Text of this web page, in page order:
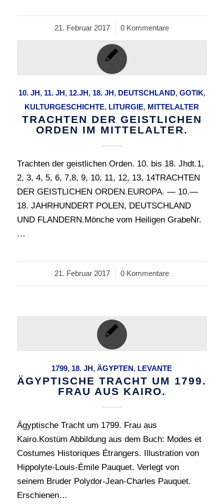
21. Februar 2017
/ 0 Kommentare
10. JH, 11. JH, 12.JH, 18. JH, DEUTSCHLAND, GOTIK,
KULTURGESCHICHTE, LITURGIE, MITTELALTER
TRACHTEN DER GEISTLICHEN
ORDEN IM MITTELALTER.
Trachten der geistlichen Orden. 10. bis 18. Jhdt.1,
2, 3, 4, 5, 6, 7,8, 9, 10, 11, 12, 13, 14TRACHTEN
DER GEISTLICHEN ORDEN.EUROPA. — 10.—
18. JAHRHUNDERT POLEN, DEUTSCHLAND
UND FLANDERN.Mönche vom Heiligen GrabeNr.
…
21. Februar 2017
/ 0 Kommentare
1799, 18. JH,ÄGYPTEN, LEVANTE
ÄGYPTISCHE TRACHT UM 1799.
FRAU AUS KAIRO.
Ägyptische Tracht um 1799. Frau aus
Kairo.Kostüm Abbildung aus dem Buch: Modes et
Costumes Historiques Étrangers. Illustration von
Hippolyte-Louis-Émile Pauquet. Verlegt von
seinem Bruder Polydor-Jean-Charles Pauquet.
Erschienen…